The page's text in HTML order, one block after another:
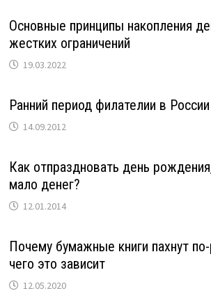
Основные принципы накопления
жестких ограничений
19.03.2022
Ранний период филателии в России
14.09.2012
Как отпраздновать день
мало денег?
12.01.2014
Почему бумажные книги пахнут
чего это зависит
12.05.2020